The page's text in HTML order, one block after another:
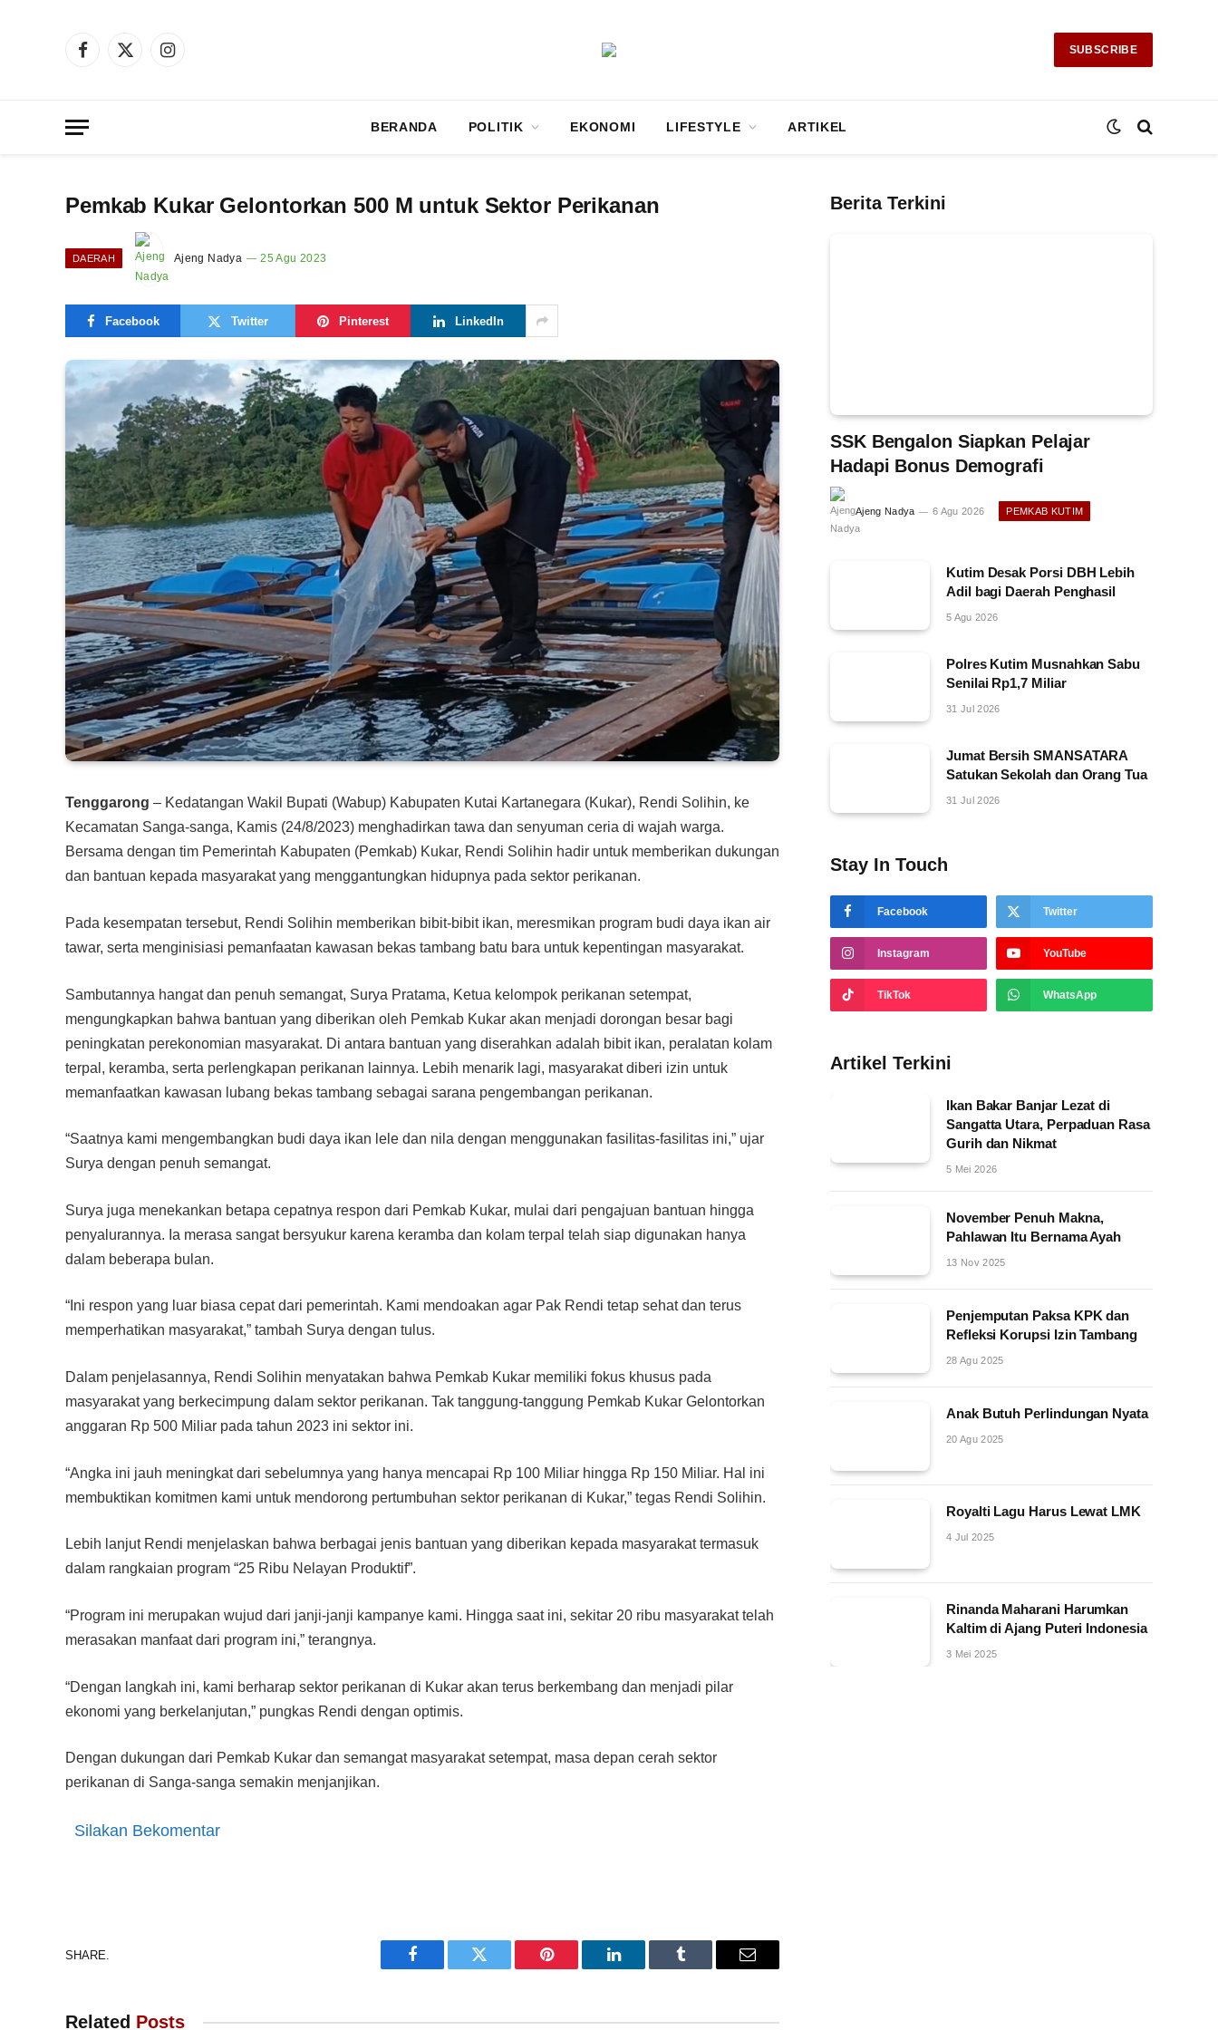
Facebook
X
Instagram
SUBSCRIBE
BERANDA POLITIK EKONOMI LIFESTYLE ARTIKEL
Pemkab Kukar Gelontorkan 500 M untuk Sektor Perikanan
DAERAH Ajeng Nadya 25 Agu 2023
Facebook Twitter Pinterest LinkedIn
Tenggarong – Kedatangan Wakil Bupati (Wabup) Kabupaten Kutai Kartanegara (Kukar), Rendi Solihin, ke
Kecamatan Sanga-sanga, Kamis (24/8/2023) menghadirkan tawa dan senyuman ceria di wajah warga.
Bersama dengan tim Pemerintah Kabupaten (Pemkab) Kukar, Rendi Solihin hadir untuk memberikan dukungan
dan bantuan kepada masyarakat yang menggantungkan hidupnya pada sektor perikanan.
Pada kesempatan tersebut, Rendi Solihin memberikan bibit-bibit ikan, meresmikan program budi daya ikan air
tawar, serta menginisiasi pemanfaatan kawasan bekas tambang batu bara untuk kepentingan masyarakat.
Sambutannya hangat dan penuh semangat, Surya Pratama, Ketua kelompok perikanan setempat,
mengungkapkan bahwa bantuan yang diberikan oleh Pemkab Kukar akan menjadi dorongan besar bagi
peningkatan perekonomian masyarakat. Di antara bantuan yang diserahkan adalah bibit ikan, peralatan kolam
terpal, keramba, serta perlengkapan perikanan lainnya. Lebih menarik lagi, masyarakat diberi izin untuk
memanfaatkan kawasan lubang bekas tambang sebagai sarana pengembangan perikanan.
“Saatnya kami mengembangkan budi daya ikan lele dan nila dengan menggunakan fasilitas-fasilitas ini,” ujar
Surya dengan penuh semangat.
Surya juga menekankan betapa cepatnya respon dari Pemkab Kukar, mulai dari pengajuan bantuan hingga
penyalurannya. Ia merasa sangat bersyukur karena keramba dan kolam terpal telah siap digunakan hanya
dalam beberapa bulan.
“Ini respon yang luar biasa cepat dari pemerintah. Kami mendoakan agar Pak Rendi tetap sehat dan terus
memperhatikan masyarakat,” tambah Surya dengan tulus.
Dalam penjelasannya, Rendi Solihin menyatakan bahwa Pemkab Kukar memiliki fokus khusus pada
masyarakat yang berkecimpung dalam sektor perikanan. Tak tanggung-tanggung Pemkab Kukar Gelontorkan
anggaran Rp 500 Miliar pada tahun 2023 ini sektor ini.
“Angka ini jauh meningkat dari sebelumnya yang hanya mencapai Rp 100 Miliar hingga Rp 150 Miliar. Hal ini
membuktikan komitmen kami untuk mendorong pertumbuhan sektor perikanan di Kukar,” tegas Rendi Solihin.
Lebih lanjut Rendi menjelaskan bahwa berbagai jenis bantuan yang diberikan kepada masyarakat termasuk
dalam rangkaian program “25 Ribu Nelayan Produktif”.
“Program ini merupakan wujud dari janji-janji kampanye kami. Hingga saat ini, sekitar 20 ribu masyarakat telah
merasakan manfaat dari program ini,” terangnya.
“Dengan langkah ini, kami berharap sektor perikanan di Kukar akan terus berkembang dan menjadi pilar
ekonomi yang berkelanjutan,” pungkas Rendi dengan optimis.
Dengan dukungan dari Pemkab Kukar dan semangat masyarakat setempat, masa depan cerah sektor
perikanan di Sanga-sanga semakin menjanjikan.
Silakan Bekomentar
SHARE.
Facebook Twitter Pinterest LinkedIn Tumblr Email
Related Posts
Berita Terkini
SSK Bengalon Siapkan Pelajar
Hadapi Bonus Demografi
Ajeng Nadya 6 Agu 2026 PEMKAB KUTIM
Kutim Desak Porsi DBH Lebih
Adil bagi Daerah Penghasil
5 Agu 2026
Polres Kutim Musnahkan Sabu
Senilai Rp1,7 Miliar
31 Jul 2026
Jumat Bersih SMANSATARA
Satukan Sekolah dan Orang Tua
31 Jul 2026
Stay In Touch
Facebook Twitter
Instagram YouTube
TikTok WhatsApp
Artikel Terkini
Ikan Bakar Banjar Lezat di
Sangatta Utara, Perpaduan Rasa
Gurih dan Nikmat
5 Mei 2026
November Penuh Makna,
Pahlawan Itu Bernama Ayah
13 Nov 2025
Penjemputan Paksa KPK dan
Refleksi Korupsi Izin Tambang
28 Agu 2025
Anak Butuh Perlindungan Nyata
20 Agu 2025
Royalti Lagu Harus Lewat LMK
4 Jul 2025
Rinanda Maharani Harumkan
Kaltim di Ajang Puteri Indonesia
3 Mei 2025